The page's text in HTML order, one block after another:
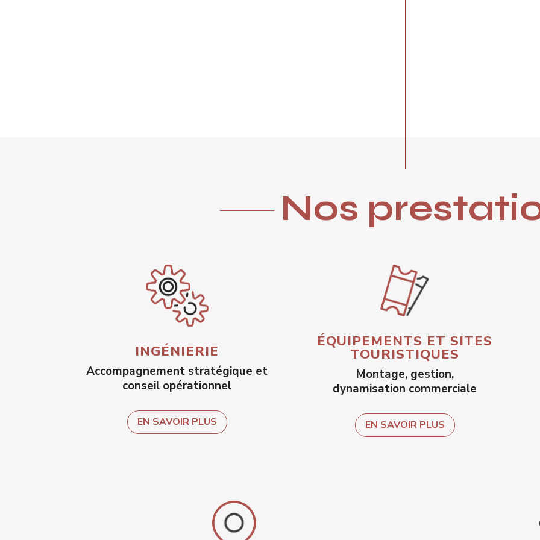
Nos
INGÉNIERIE
Accompagnement stratégique et
conseil opérationnel
EN SAVOIR PLUS
ÉQUIPEMENTS ET SITES
TOURISTIQUES
Montage, gestion,
dynamisation commerciale
EN SAVOIR PLUS